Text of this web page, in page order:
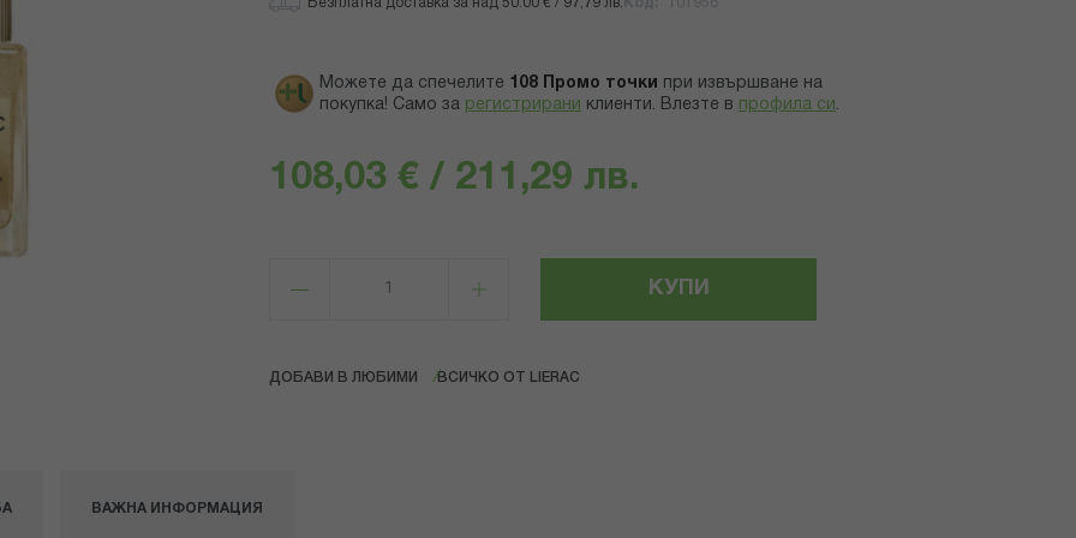
Безплатна доставка за над 50.00 € / 97,79 лв.
Можете да спечелите 108 Промо точки
при извършване на
покупка! Само за регистрирани клиенти. Влезте в профила си .
108,03 € / 211,29 лв.
КУПИ
ДОБАВИ В ЛЮБИМИ ВСИЧКО ОТ LIERAC
ВАЖНА ИНФОРМАЦИЯ